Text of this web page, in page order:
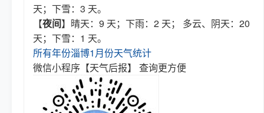
天；下雪：3 天。
【夜间】晴天：9 天；下雨：2 天； 多云、阴天：20
天；下雪：1 天。
所有年份淄博1月份天气统计
微信小程序【天气后报】 查询更方便